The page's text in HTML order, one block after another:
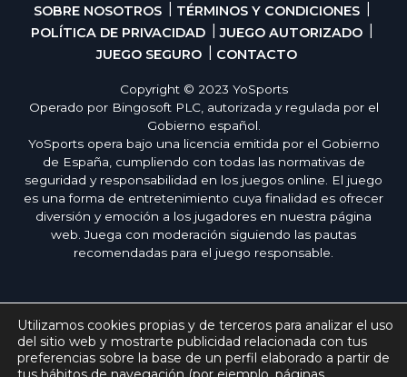
SOBRE NOSOTROS
TÉRMINOS Y CONDICIONES
POLÍTICA DE PRIVACIDAD
JUEGO AUTORIZADO
JUEGO SEGURO
CONTACTO
Copyright © 2023 YoSports
Operado por Bingosoft PLC, autorizada y regulada por el
Gobierno español.
YoSports opera bajo una licencia emitida por el Gobierno
de España, cumpliendo con todas las normativas de
seguridad y responsabilidad en los juegos online. El juego
es una forma de entretenimiento cuya finalidad es ofrecer
diversión y emoción a los jugadores en nuestra página
web. Juega con moderación siguiendo las pautas
recomendadas para el juego responsable.
Utilizamos cookies propias y de terceros para analizar el uso
del sitio web y mostrarte publicidad relacionada con tus
preferencias sobre la base de un perfil elaborado a partir de